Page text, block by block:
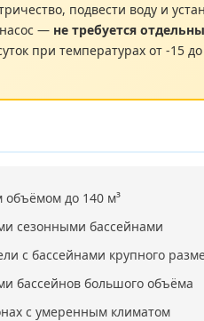
подвести воду и
— не требуется
при температурах от -15
объёмом до 140 м³
сезонными бассейнами
с бассейнами крупного
бассейнов большого объёма
с умеренным климатом